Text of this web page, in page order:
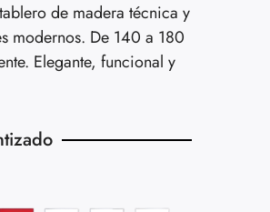
de madera técnica y
modernos. De 140 a 180
Elegante, funcional y